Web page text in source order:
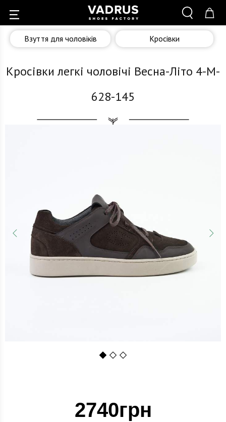
Взуття для чоловіків Кросівки
Кросівки легкі чоловічі Весна-Літо 4-M-
628-145
123
2740грн